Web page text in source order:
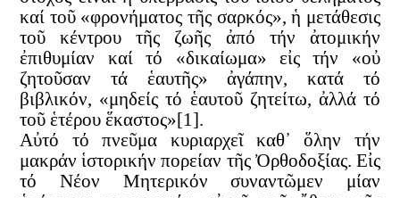
καί τοῦ «φρονήματος τῆς σαρκός», ἡ μετάθεσις
τοῦ κέντρου τῆς ζωῆς ἀπό τήν ἀτομικήν
ἐπιθυμίαν καί τό «δικαίωμα» εἰς τήν «οὐ
ζητοῦσαν τά ἑαυτῆς» ἀγάπην, κατά τό
βιβλικόν, «μηδείς τό ἑαυτοῦ ζητείτω, ἀλλά τό
τοῦ ἑτέρου ἕκαστος»[1].
Αὐτό τό πνεῦμα κυριαρχεῖ καθ᾿ ὅλην τήν
μακράν ἱστορικήν πορείαν τῆς Ὀρθοδοξίας. Εἰς
τό Νέον Μητερικόν συναντῶμεν μίαν